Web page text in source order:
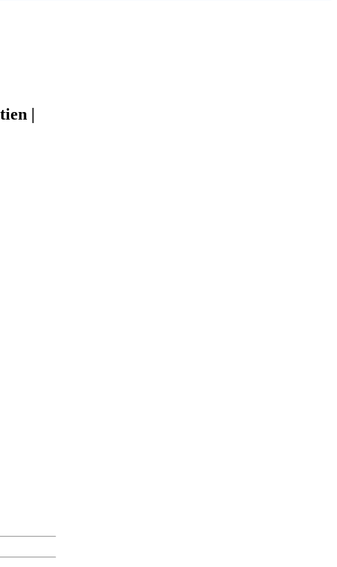
|